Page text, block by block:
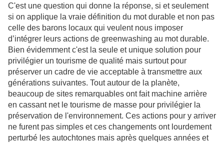
C'est une question qui donne la réponse, si et seulement
si on applique la vraie définition du mot durable et non pas
celle des barons locaux qui veulent nous imposer
d’intégrer leurs actions de greenwashing au mot durable.
Bien évidemment c'est la seule et unique solution pour
privilégier un tourisme de qualité mais surtout pour
préserver un cadre de vie acceptable à transmettre aux
générations suivantes. Tout autour de la planète,
beaucoup de sites remarquables ont fait machine arrière
en cassant net le tourisme de masse pour privilégier la
préservation de l'environnement. Ces actions pour y arriver
ne furent pas simples et ces changements ont lourdement
perturbé les autochtones mais après quelques années et